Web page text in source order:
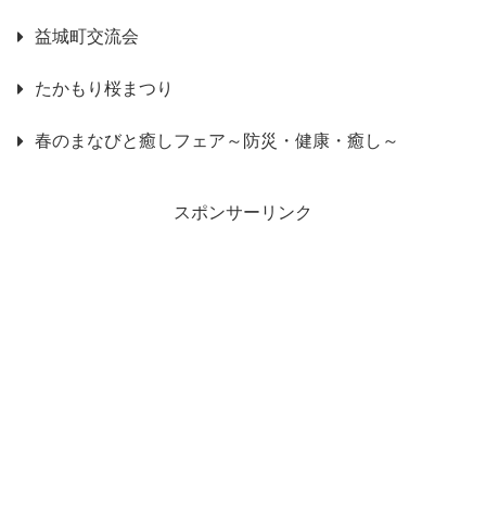
益城町交流会
たかもり桜まつり
春のまなびと癒しフェア～防災・健康・癒し～
スポンサーリンク